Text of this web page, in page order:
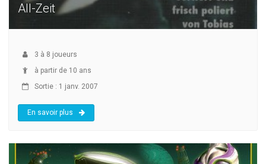
All-Zeit
3 à 8 joueurs
à partir de 10 ans
Sortie : 1 janv. 2007
En savoir plus